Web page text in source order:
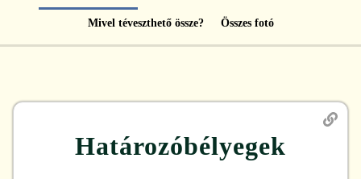
Mivel téveszthető össze? Összes fotó
Határozóbélyegek